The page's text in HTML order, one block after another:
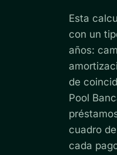
Esta
con un
años:
de
Pool
cuadro
cada